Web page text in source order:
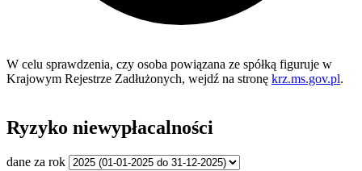
W celu sprawdzenia, czy osoba powiązana ze spółką figuruje w
Krajowym Rejestrze Zadłużonych, wejdź na stronę krz.ms.gov.pl.
Ryzyko niewypłacalności
dane za rok